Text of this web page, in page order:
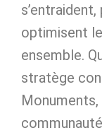
optimisent
ensemble.
stratège